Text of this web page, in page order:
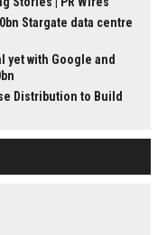
Stargate data centre
yet with Google and
Distribution to Build